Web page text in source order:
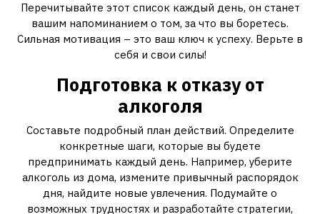
Перечитывайте этот список каждый день, он станет
вашим напоминанием о том, за что вы боретесь.
Сильная мотивация – это ваш ключ к успеху. Верьте в
себя и свои силы!
Подготовка к отказу от
алкоголя
Составьте подробный план действий. Определите
конкретные шаги, которые вы будете
предпринимать каждый день. Например, уберите
алкоголь из дома, измените привычный распорядок
дня, найдите новые увлечения. Подумайте о
возможных трудностях и разработайте стратегии,